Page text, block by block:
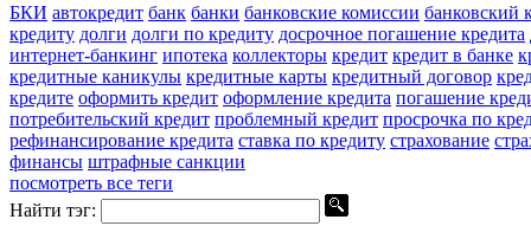
БКИ автокредит банк банки банковские комиссии банковский
кредиту долги долги по кредиту досрочное погашение кредита
интернет-банкинг ипотека коллекторы кредит кредит в банке
кредитные каникулы кредитные карты кредитный договор
кредите оформить кредит оформление кредита погашение
потребительский кредит проблемный кредит просрочка по
рефинансирование кредита ставка по кредиту страхование
финансы штрафные санкции
посмотреть все теги
Найти тэг: